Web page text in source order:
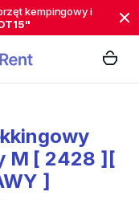
kempingowy i
M [ 2428 ][
]